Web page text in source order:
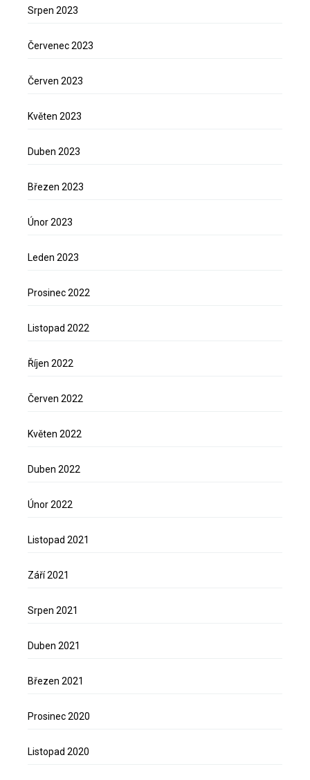
Srpen 2023
Červenec 2023
Červen 2023
Květen 2023
Duben 2023
Březen 2023
Únor 2023
Leden 2023
Prosinec 2022
Listopad 2022
Říjen 2022
Červen 2022
Květen 2022
Duben 2022
Únor 2022
Listopad 2021
Září 2021
Srpen 2021
Duben 2021
Březen 2021
Prosinec 2020
Listopad 2020